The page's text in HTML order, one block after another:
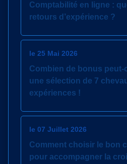
Comptabilité en ligne :
retours d’expérience ?
le 25 Mai 2026
Combien de bonus peut-
une sélection de 7
expériences !
le 07 Juillet 2026
Comment choisir le bon
pour accompagner la